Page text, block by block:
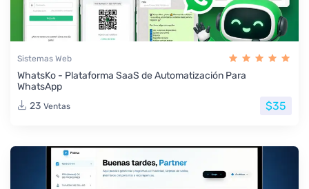
Sistemas Web
WhatsKo - Plataforma SaaS de Automatización Para
WhatsApp
23 Ventas $35